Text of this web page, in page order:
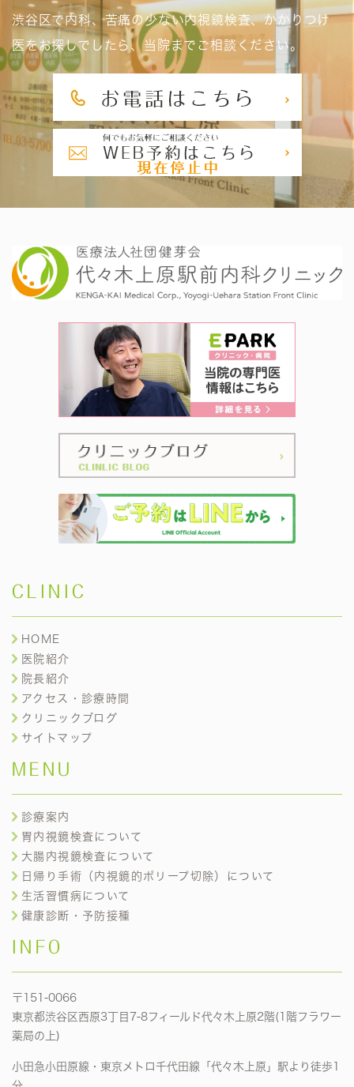
渋谷区で内科、苦痛の少ない内視鏡検査、かかりつけ
医をお探しでしたら、当院までご相談ください。
CLINIC
HOME
医院紹介
院長紹介
アクセス・診療時間
クリニックブログ
サイトマップ
MENU
診療案内
胃内視鏡検査について
大腸内視鏡検査について
日帰り手術（内視鏡的ポリープ切除）について
生活習慣病について
健康診断・予防接種
INFO
〒151-0066
東京都渋谷区西原3丁目7-8フィールド代々木上原2階(1階フラワー
薬局の上)
小田急小田原線・東京メトロ千代田線「代々木上原」駅より徒歩1